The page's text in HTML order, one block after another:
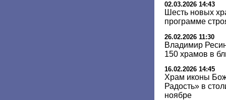
02.03.2026 14:43
Шесть новых
программе
26.02.2026 11:30
Владимир
150 храмов в
16.02.2026 14:45
Храм иконы
Радость» в
ноябре